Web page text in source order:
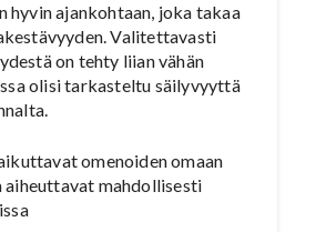
hyvin ajankohtaan, joka takaa
Valitettavasti
on tehty liian vähän
olisi tarkasteltu säilyvyyttä
omenoiden omaan
aiheuttavat mahdollisesti